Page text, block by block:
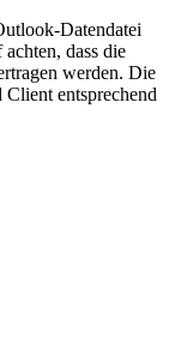
Datendatei
dass die
werden. Die
entsprechend